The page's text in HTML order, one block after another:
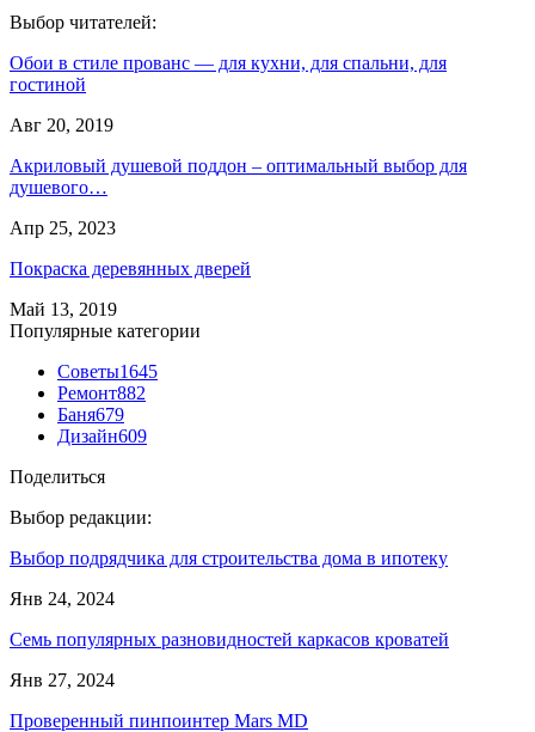
Выбор читателей:
Обои в стиле прованс — для кухни, для спальни, для
гостиной
Авг 20, 2019
Акриловый душевой поддон – оптимальный выбор для
душевого…
Апр 25, 2023
Покраска деревянных дверей
Май 13, 2019
Популярные категории
Советы1645
Ремонт882
Баня679
Дизайн609
Поделиться
Выбор редакции:
Выбор подрядчика для строительства дома в ипотеку
Янв 24, 2024
Семь популярных разновидностей каркасов кроватей
Янв 27, 2024
Проверенный пинпоинтер Mars MD